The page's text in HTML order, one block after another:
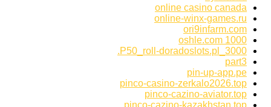
online casino canada
online-winx-games.ru
ori9infarm.com
oshle.com 1000
P50_roll-doradoslots.pl_3000.
part3
pin-up-app.pe
pinco-casino-zerkalo2026.top
pinco-cazino-aviator.top
pinco-cazino-kazakhstan.top